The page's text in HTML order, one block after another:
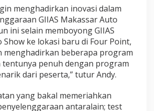
menghadirkan inovasi dalam
GIIAS Makassar Auto
ini selain memboyong GIIAS
Show ke lokasi baru di Four Point,
menghadirkan beberapa program
tentunya penuh dengan program
dari peserta,” tutur Andy.
yang bakal memeriahkan
antaralain; test